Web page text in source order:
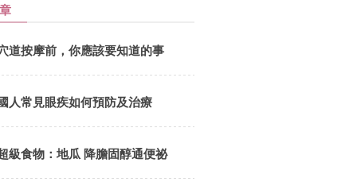
聰明吃醣，吃出美味與健康！
文．洪寶山近年來養生風潮與減重健身時尚日新月異，少油少鹽少糖已
求健康的唯一方法，反而許多營養師與醫師建議年長者不要吃得太清淡
能瘦得健
道按摩前，你應該要知道的事
人常見眼疾如何預防及治療
級食物：地瓜 降膽固醇通便祕